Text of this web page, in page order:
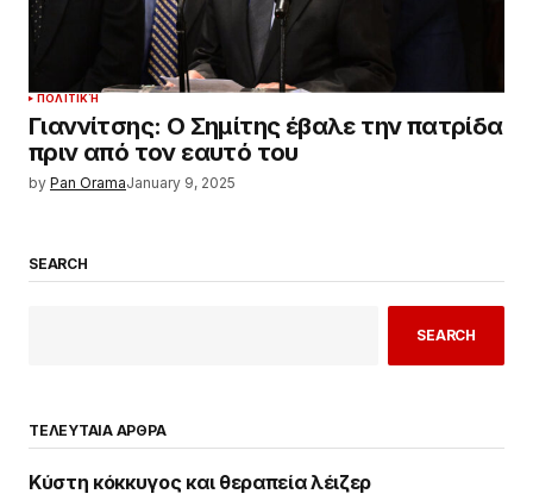
ΠΟΛΙΤΙΚΉ
Γιαννίτσης: Ο Σημίτης έβαλε την πατρίδα
πριν από τον εαυτό του
by Pan OramaJanuary 9, 2025
SEARCH
SEARCH
ΤΕΛΕΥΤΑΙΑ ΑΡΘΡΑ
Κύστη κόκκυγος και θεραπεία λέιζερ